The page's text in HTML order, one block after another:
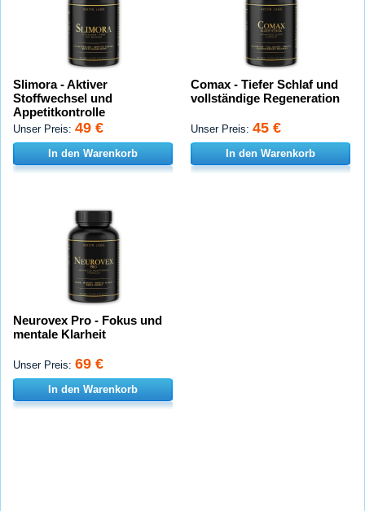
Slimora - Aktiver
Stoffwechsel und
Appetitkontrolle
Unser Preis: 49 €
In den Warenkorb
Comax - Tiefer Schlaf und
vollständige Regeneration
Unser Preis: 45 €
In den Warenkorb
Neurovex Pro - Fokus und
mentale Klarheit
Unser Preis: 69 €
In den Warenkorb